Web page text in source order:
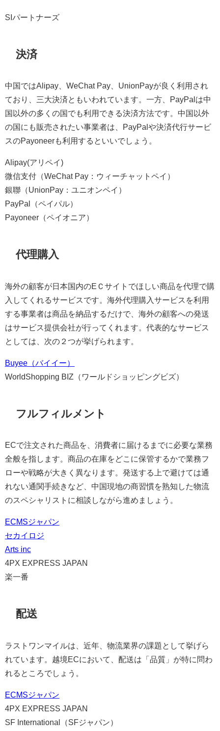
SIパートナーズ
決済
中国ではAlipay、WeChat Pay、UnionPayが良く利用され
ており、三大決済ともいわれています。一方、PayPalは中
国以外の多くの国でも利用できる決済方法です。中国以外
の国にも販売されたい事業者は、PayPalや決済代行サービ
スのPayoneerも利用するといいでしょう。
Alipay(アリペイ)
微信支付（WeChat Pay：ウィーチャットペイ）
銀聯（UnionPay：ユニオンペイ）
PayPal（ペイパル）
Payoneer（ペイオニア）
代理購入
海外の顧客が日本国内のEＣサイトでほしい商品を代理で購
入してくれるサービスです。海外代理購入サービスを利用
する事業者は商品を納品するだけで、海外の顧客への発送
はサービス提供会社が行ってくれます。代表的なサービス
としては、次の２つが挙げられます。
Buyee（バイイー）
WorldShopping BIZ（ワールドショッピングビズ）
フルフィルメント
ECで注文された商品を、消費者に届けるまでに必要な業務
全般を指します。商品の在庫をどこに保管するかで業務フ
ローや戦略が大きく異なります。発送する上で避けては通
れない通関手続きなど、中国現地の商習慣を熟知した物流
のスペシャリストに相談しながら進めましょう。
ECMSジャパン
セカイロジ
Arts inc
4PX EXPRESS JAPAN
楽一番
配送
ラストワンマイルは、近年、物流業界の課題として挙げら
れています。越境ECにおいて、配送は「品質」が特に問わ
れるところでしょう。
ECMSジャパン
4PX EXPRESS JAPAN
SF International（SFジャパン）